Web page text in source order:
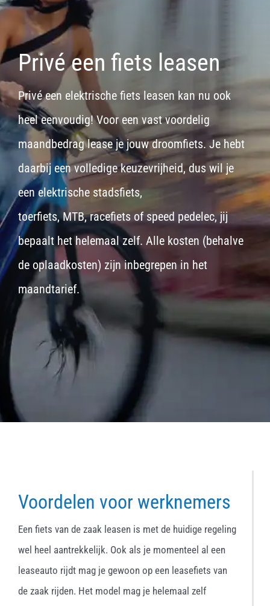
Privé een fiets leasen
Privé een elektrische fiets leasen kan nu ook
heel eenvoudig! Voor een vast voordelig
maandbedrag lease je jouw droomfiets. Je hebt
daarbij een volledige keuzevrijheid, dus wil je
eenelektrische stadsfiets,
toerfiets,MTB,racefietsof speed pedelec, jij
bepaalt het helemaal zelf. Alle kosten (behalve
de oplaadkosten) zijn inbegrepen in het
maandtarief.
Voordelen voor werknemers
Een fiets van de zaak leasen is met de huidige regeling
wel heel aantrekkelijk. Ook als je momenteel al een
leaseauto rijdt mag je gewoon op een leasefiets van
de zaak rijden. Het model mag je helemaal zelf